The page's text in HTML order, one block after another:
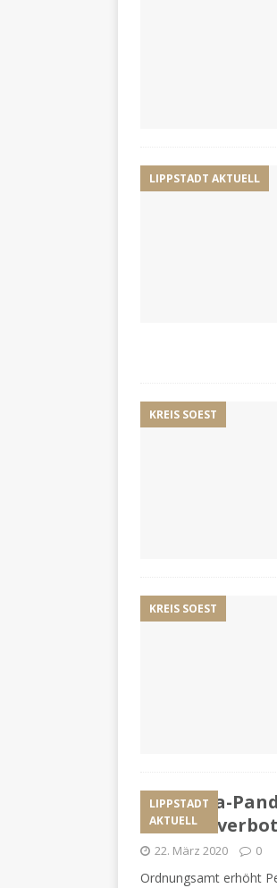
LIPPSTADT AKTUELL
KREIS SOEST
KREIS SOEST
LIPPSTADT
AKTUELL
Corona-
Kontaktverbot
22. März 2020 0
Ordnungsamt erhöht